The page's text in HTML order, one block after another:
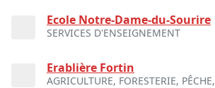
Ecole Notre-Dame-du-Sourire
SERVICES D'ENSEIGNEMENT
Erablière Fortin
AGRICULTURE, FORESTERIE, PÊCHE,